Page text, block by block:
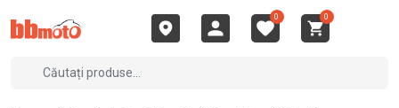
0 0